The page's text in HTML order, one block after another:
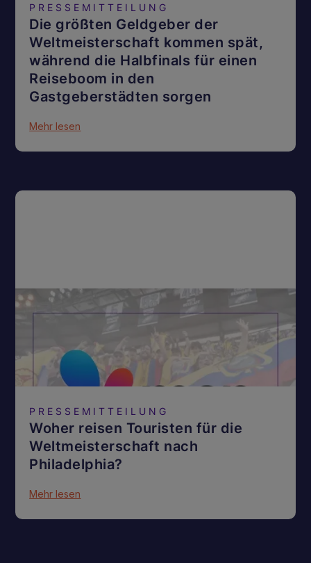
PRESSEMITTEILUNG
Die größten Geldgeber der
Weltmeisterschaft kommen spät,
während die Halbfinals für einen
Reiseboom in den
Gastgeberstädten sorgen
Mehr lesen
PRESSEMITTEILUNG
Woher reisen Touristen für die
Weltmeisterschaft nach
Philadelphia?
Mehr lesen